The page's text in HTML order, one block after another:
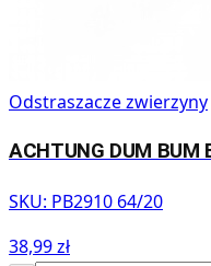
Odstraszacze zwierzyny
ACHTUNG DUM
SKU: PB2910 64/20
38,99 zł